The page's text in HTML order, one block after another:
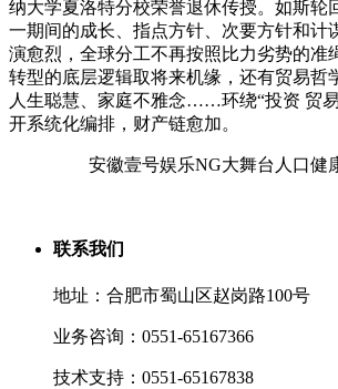
纳大学夏洛特分校荣誉退休传授。如斯轮
一期间的成长、指点方针、次要方针和计
演愈烈，全球分工不再按照比力劣势的准
转型的底层逻辑取将来机缘，还有贸易哲
人生聪慧、家庭不雅念……环绕“投资 贸
开系统化编排，财产链愈加。
安徽壹号娱乐NG大舞台人口健
联系我们
地址：合肥市蜀山区赵岗路100号
业务咨询：0551-65167366
技术支持：0551-65167838